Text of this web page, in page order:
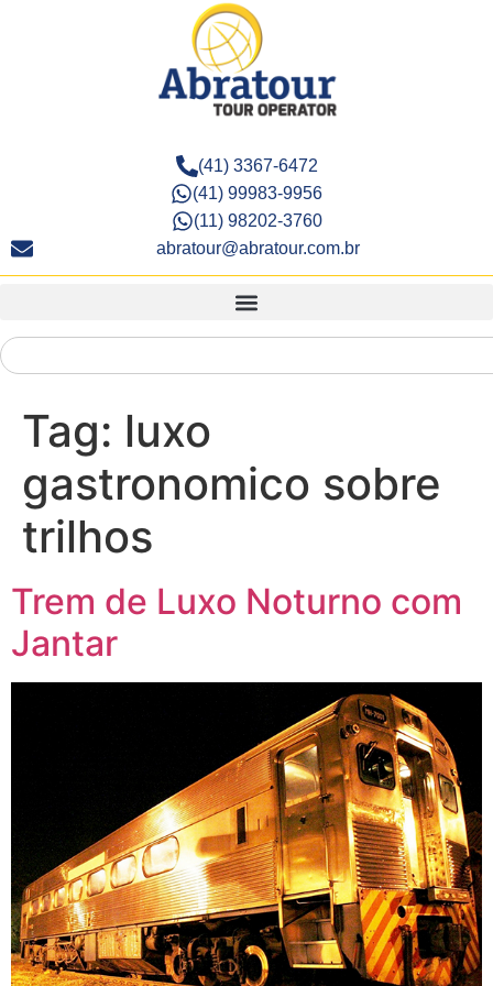
(41) 3367-6472
(41) 99983-9956
(11) 98202-3760
abratour@abratour.com.br
Tag: luxo
gastronomico sobre
trilhos
Trem de Luxo Noturno com
Jantar